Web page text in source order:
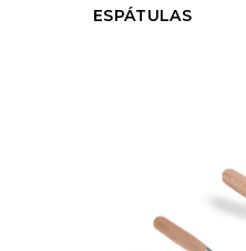
ESPÁTULAS